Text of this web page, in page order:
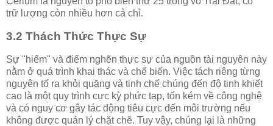
trữ lượng còn nhiều hơn cả chì.
3.2 Thách Thức Thực Sự
Sự "hiếm" và điểm nghẽn thực sự của nguồn tài nguyên này
nằm ở quá trình khai thác và chế biến. Việc tách riêng từng
nguyên tố ra khỏi quặng và tinh chế chúng đến độ tinh khiết
cao là một quy trình cực kỳ phức tạp, tốn kém về công nghệ
và có nguy cơ gây tác động tiêu cực đến môi trường nếu
không được quản lý chặt chẽ. Tuy vậy, chúng lại là những